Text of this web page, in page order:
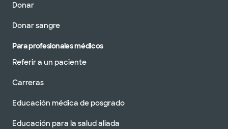
Donar
Donar sangre
Para profesionales médicos
Referir a un paciente
Carreras
Educación médica de posgrado
Educación para la salud aliada